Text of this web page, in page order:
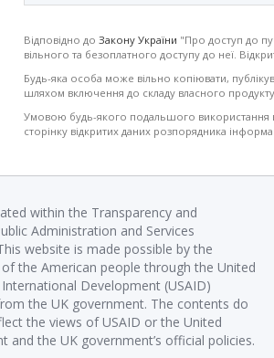
Відповідно до Закону України "Про доступ до
вільного та безоплатного доступу до неї.
Будь-яка особа може вільно копіювати,
шляхом включення до складу власного
Умовою будь-якого подальшого використання
сторінку відкритих даних розпорядника
within the Transparency and
Administration and Services
website is made possible by the
the American people through the United
Development (USAID)
the UK government. The contents do
the views of USAID or the United
and the UK government’s official policies.